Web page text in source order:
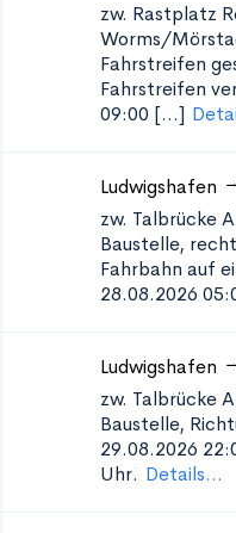
zw. Rastplatz
Worms/
Fahrstreifen
Fahrstreifen
09:00 [...]
Ludwigshafen
zw. Talbrücke
Baustelle,
Fahrbahn auf
28.08.2026
Ludwigshafen
zw. Talbrücke
Baustelle,
29.08.2026
Uhr. Details...